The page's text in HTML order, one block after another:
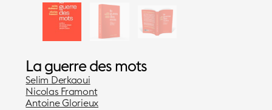
La guerre des mots
Selim Derkaoui
Nicolas Framont
Antoine Glorieux